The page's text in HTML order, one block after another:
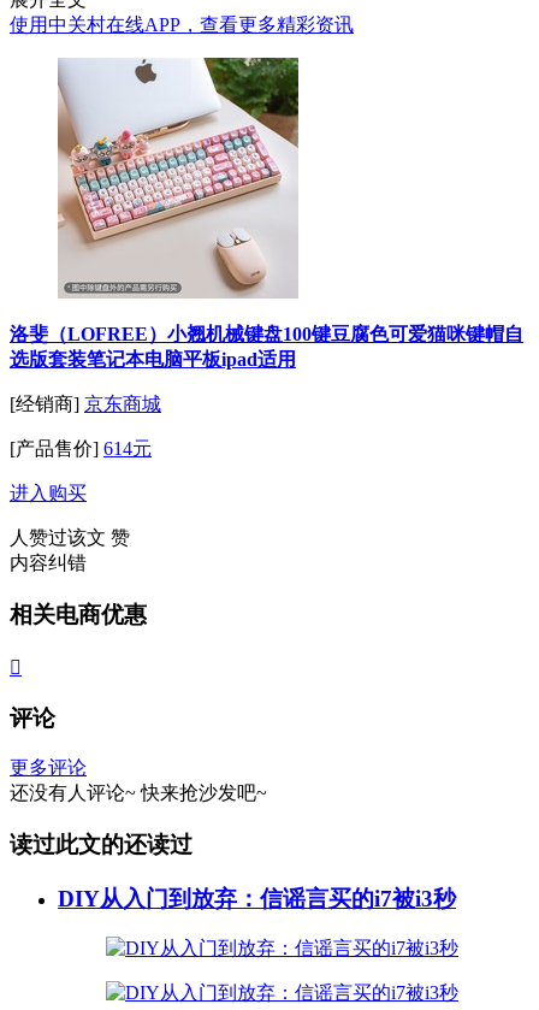
使用中关村在线APP，查看更多精彩资讯
洛斐（LOFREE）小翘机械键盘100键豆腐色可爱猫咪键帽自
选版套装笔记本电脑平板ipad适用
[经销商] 京东商城
[产品售价] 614元
进入购买
人赞过该文 赞
内容纠错
相关电商优惠

评论
更多评论
还没有人评论~ 快来抢沙发吧~
读过此文的还读过
DIY从入门到放弃：信谣言买的i7被i3秒